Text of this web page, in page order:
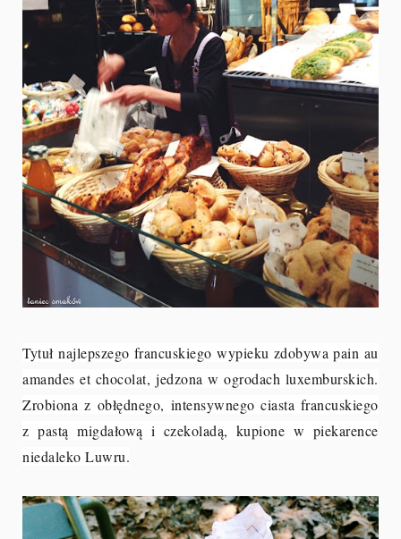
Tytuł najlepszego francuskiego wypieku zdobywa pain au
amandes et chocolat, jedzona w ogrodach luxemburskich.
Zrobiona z obłędnego, intensywnego ciasta francuskiego
z pastą migdałową i czekoladą, kupione w piekarence
niedaleko Luwru.